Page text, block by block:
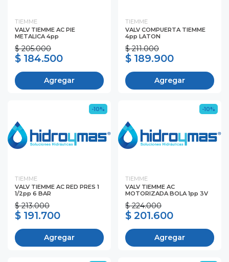
TIEMME
VALV TIEMME AC PIE
METALICA 4pp
$ 205.000
$ 184.500
Agregar
TIEMME
VALV COMPUERTA TIEMME
4pp LATON
$ 211.000
$ 189.900
Agregar
-10%
TIEMME
VALV TIEMME AC RED PRES 1
1/2pp 6 BAR
$ 213.000
$ 191.700
Agregar
-10%
TIEMME
VALV TIEMME AC
MOTORIZADA BOLA 1pp 3V
$ 224.000
$ 201.600
Agregar